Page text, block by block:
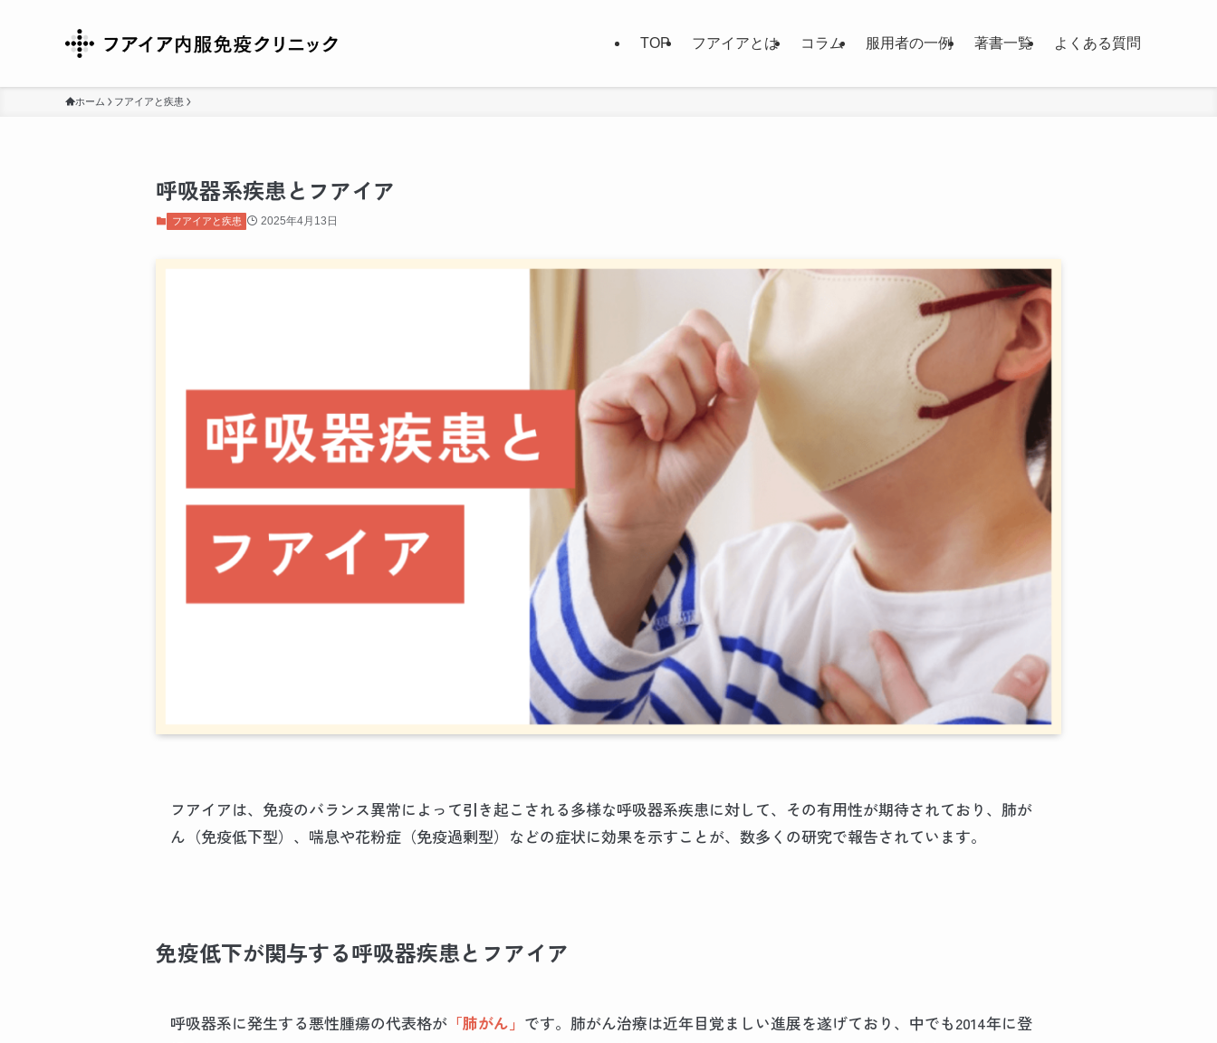
TOP フアイアとは コラム 服用者の一例 著書一覧 よくある質問
ホーム フアイアと疾患
呼吸器系疾患とフアイア
フアイアと疾患 2025年4月13日
フアイアは、免疫のバランス異常によって引き起こされる多様な呼吸器系疾患に対して、その有用性が期待されており、肺が
ん（免疫低下型）、喘息や花粉症（免疫過剰型）などの症状に効果を示すことが、数多くの研究で報告されています。
免疫低下が関与する呼吸器疾患とフアイア
呼吸器系に発生する悪性腫瘍の代表格が 「肺がん」 です。肺がん治療は近年目覚ましい進展を遂げており、中でも2014年に登